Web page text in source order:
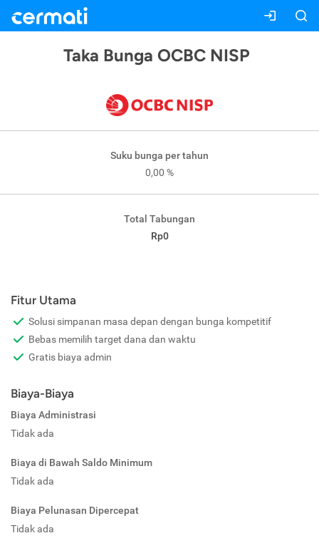
Taka Bunga OCBC NISP
Suku bunga per tahun
0,00 %
Total Tabungan
Rp0
Fitur Utama
Solusi simpanan masa depan dengan bunga kompetitif
Bebas memilih target dana dan waktu
Gratis biaya admin
Biaya-Biaya
Biaya Administrasi
Tidak ada
Biaya di Bawah Saldo Minimum
Tidak ada
Biaya Pelunasan Dipercepat
Tidak ada